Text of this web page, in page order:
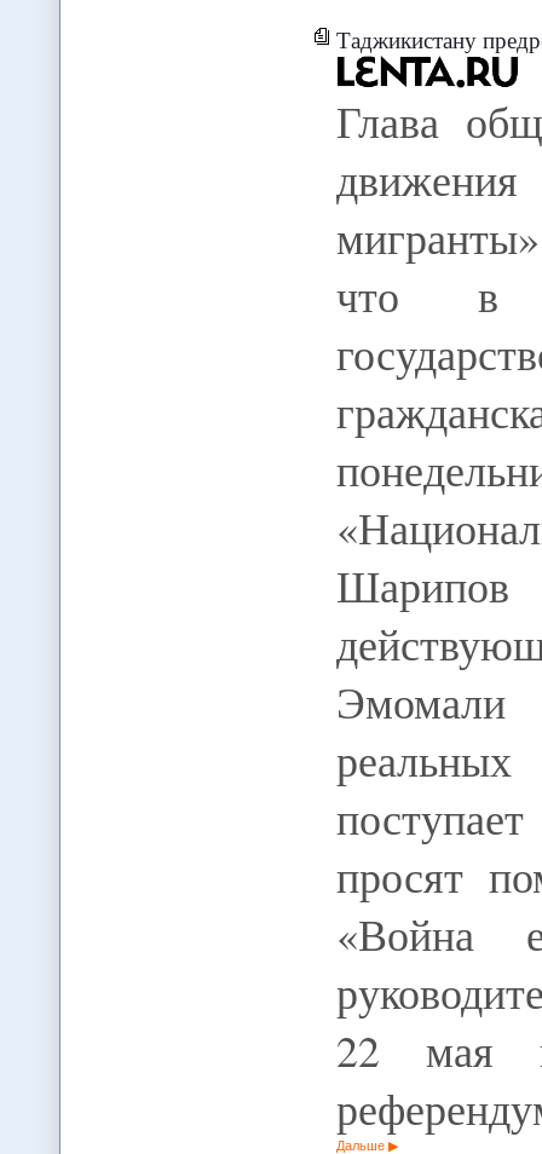
Таджикистану
Глава
что в
просят
«Война
22 мая в
Дальше